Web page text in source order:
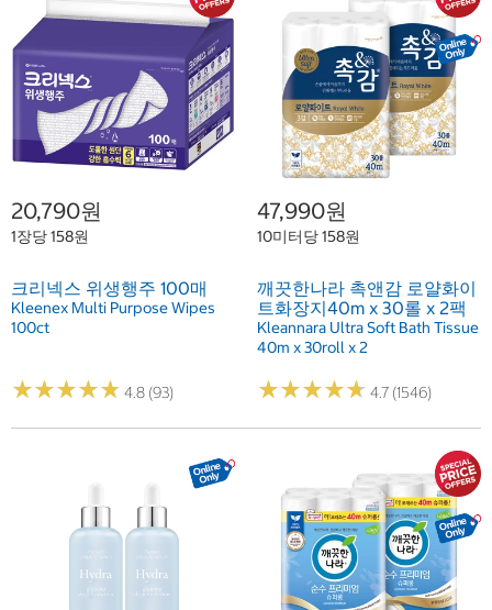
20,790원
1장당 158원
크리넥스 위생행주 100매
Kleenex Multi Purpose Wipes
100ct
★★★★★
★★★★★ 4.8 (93)
47,990원
10미터당 158원
깨끗한나라 촉앤감 로얄화이
트화장지40m x 30롤 x 2팩
Kleannara Ultra Soft Bath Tissue
40m x 30roll x 2
★★★★★
★★★★★ 4.7 (1546)